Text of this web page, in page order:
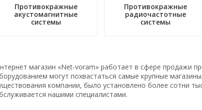
Противокражные
акустомагнитные
системы
Противокражные
радиочастотные
системы
магазин «Net-voram» работает в сфере продажи
могут похвастаться самые крупные
компании, было установлено более сотни
нашими специалистами.